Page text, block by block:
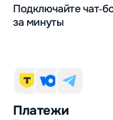
Подключайте
за минуты
Платежи